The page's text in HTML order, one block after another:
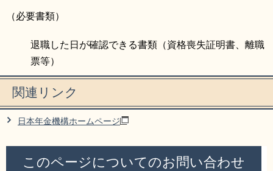
（必要書類）​
​退職した日が確認できる書類（資格喪失証明書、離職
票等）
関連リンク
日本年金機構ホームページ
このページについてのお問い合わせ